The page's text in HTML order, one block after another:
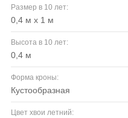
Размер в 10 лет:
0,4 м x 1 м
Высота в 10 лет:
0,4 м
Форма кроны:
кустообразная
Цвет хвои летний: